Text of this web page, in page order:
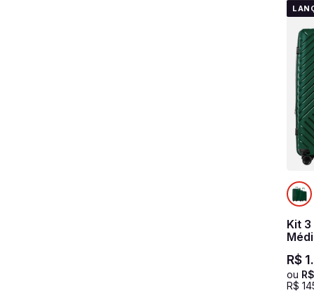
Kit 3
R$ 1.
ou R$
R$